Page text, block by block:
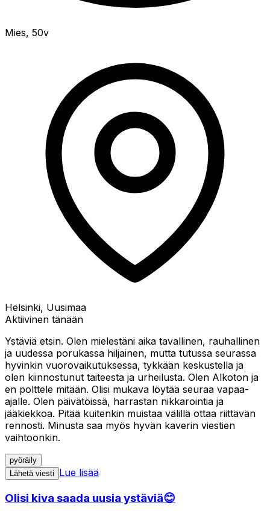
Mies, 50v
Helsinki, Uusimaa
Aktiivinen tänään
Ystäviä etsin. Olen mielestäni aika tavallinen, rauhallinen
ja uudessa porukassa hiljainen, mutta tutussa seurassa
hyvinkin vuorovaikutuksessa, tykkään keskustella ja
olen kiinnostunut taiteesta ja urheilusta. Olen Alkoton ja
en polttele mitään. Olisi mukava löytää seuraa vapaa-
ajalle. Olen päivätöissä, harrastan nikkarointia ja
jääkiekkoa. Pitää kuitenkin muistaa välillä ottaa riittävän
rennosti. Minusta saa myös hyvän kaverin viestien
vaihtoonkin.
pyöräily
Lähetä viesti
Lue lisää
Olisi kiva saada uusia ystäviä😊